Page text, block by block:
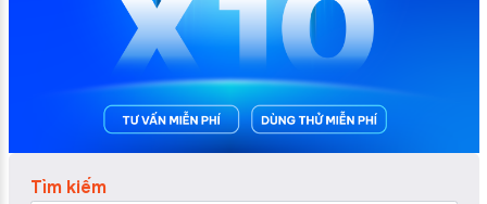
Tìm kiếm